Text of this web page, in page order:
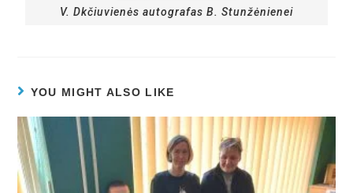
V. Dkčiuvienės autografas B. Stunžėnienei
YOU MIGHT ALSO LIKE